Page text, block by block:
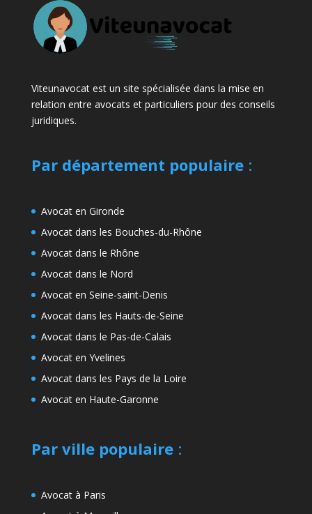
Viteunavocat est un site spécialisée dans la mise en
relation entre avocats et particuliers pour des conseils
juridiques.
Par département populaire:
Avocat en Gironde
Avocat dans les Bouches-du-Rhône
Avocat dans le Rhône
Avocat dans le Nord
Avocat en Seine-saint-Denis
Avocat dans les Hauts-de-Seine
Avocat dans le Pas-de-Calais
Avocat en Yvelines
Avocat dans les Pays de la Loire
Avocat en Haute-Garonne
Par ville populaire:
Avocat à Paris